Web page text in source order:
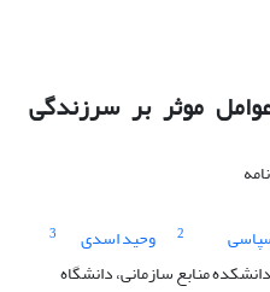
موثر بر سرزندگی
2 وحید اسدی
3
منابع سازمانی، دانشگاه